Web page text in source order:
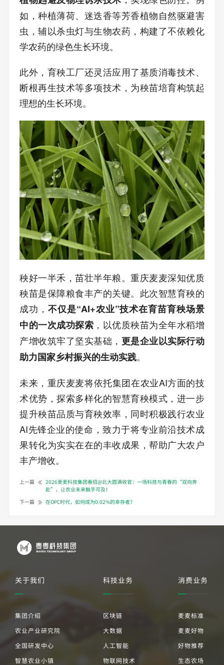
如，种植薄荷、迷迭香等芳香植物自然驱避害
虫，辅以杀虫灯与生物农药，构建了不依赖化
学农药的绿色生长环境。
此外，育秧工厂还灵活应用了基质消毒技术、
断根再生技术等多项技术，为秧苗培育构筑起
理想的生长环境。
秧好一半禾，苗壮半年粮。重庆麦麦深知优质
秧苗是保障粮食丰产的关键。此次智慧育秧的
成功， 不仅是“AI+农业”技术在育苗育秧场景
中的一次成功探索 ，以优质秧苗为全年水稻增
产增收筑牢了坚实基础， 更是企业以实际行动
助力国家乡村振兴的生动实践。
未来，重庆麦麦将依托集团在农业AI方面的技
术优势，探索多样化的智慧育秧模式，进一步
提升秧苗品质与育秧效率，同时积极践行农业
AI先锋企业的使命，致力于将专业前沿技术成
果转化为实实在在的丰收成果，帮助广大农户
丰产增收。
上一篇
2026麦麦科技集团春招@北大圆满收官：一场科技与青春的“双向奔
赴”，让农业未来触手可及！
下一篇
在OPC时代，如何成为0.02%的幸存者？
关于我们
集团介绍
农业产业研究院
全国研发中心
智慧农业小镇
科技业务
区块链
大数据
人工智能
物联网技术
消费业务
麦麦标准
麦麦好物
好物推荐
生态农场